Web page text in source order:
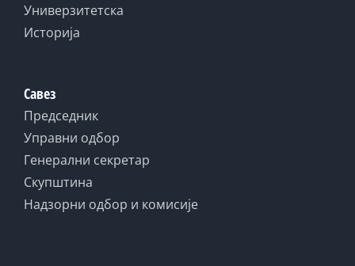
Универзитетска
Историја
Савез
Председник
Управни одбор
Генерални секретар
Скупштина
Надзорни одбор и комисије